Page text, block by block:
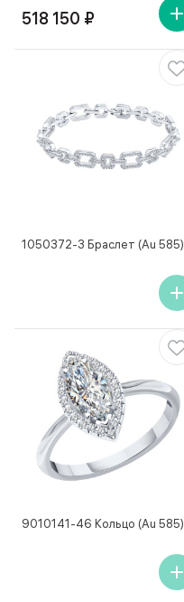
518 150 ₽
1050372-3 Браслет (Au 585)
9010141-46 Кольцо (Au 585)